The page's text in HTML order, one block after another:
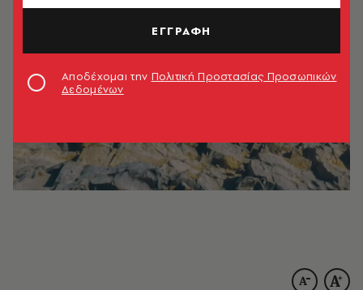
ΕΓΓΡΑΦΗ
Αποδέχομαι την Πολιτική Προστασίας Προσωπικών
Δεδομένων